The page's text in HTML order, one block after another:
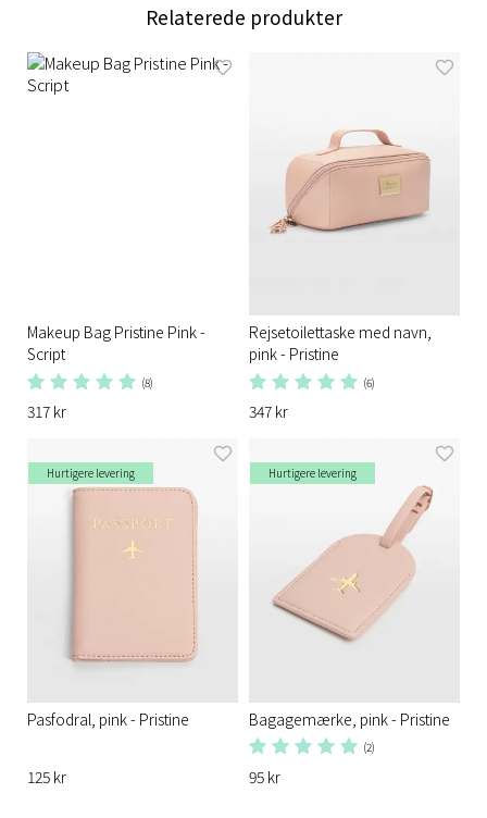
Relaterede produkter
Makeup Bag Pristine Pink -
Script
(8)
317 kr
Rejsetoilettaske med navn,
pink - Pristine
(6)
347 kr
Hurtigere levering
Pasfodral, pink - Pristine
125 kr
Hurtigere levering
Bagagemærke, pink - Pristine
(2)
95 kr